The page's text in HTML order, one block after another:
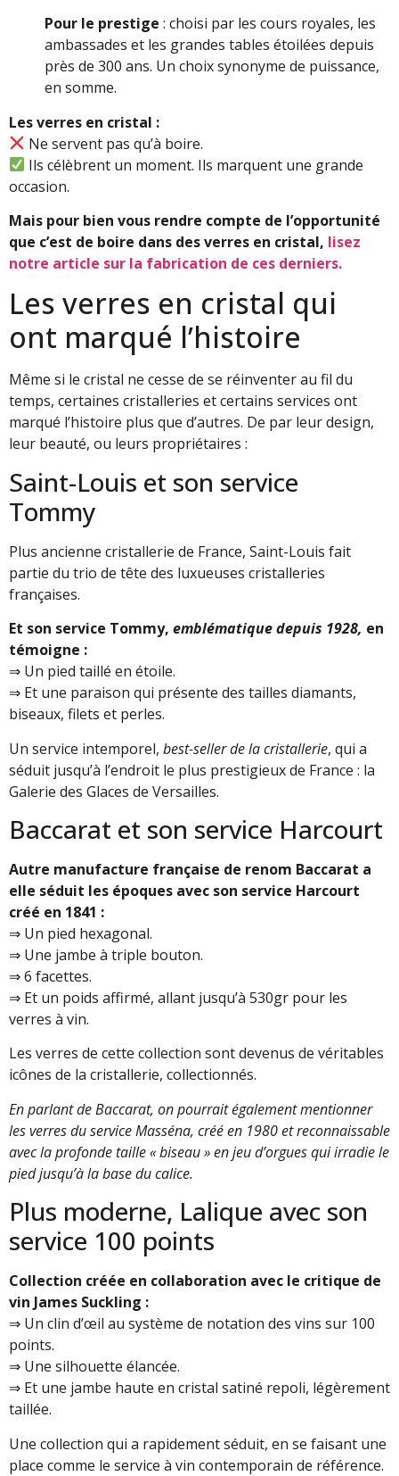
Pour le prestige : choisi par les cours royales, les
ambassades et les grandes tables étoilées depuis
près de 300 ans. Un choix synonyme de puissance,
en somme.
Les verres en cristal :
Ne servent pas qu’à boire.
Ils célèbrent un moment. Ils marquent une grande
occasion.
Mais pour bien vous rendre compte de l’opportunité
que c’est de boire dans des verres en cristal, lisez
notre article sur la fabrication de ces derniers.
Les verres en cristal qui
ont marqué l’histoire
Même si le cristal ne cesse de se réinventer au fil du
temps, certaines cristalleries et certains services ont
marqué l’histoire plus que d’autres. De par leur design,
leur beauté, ou leurs propriétaires :
Saint-Louis et son service
Tommy
Plus ancienne cristallerie de France, Saint-Louis fait
partie du trio de tête des luxueuses cristalleries
françaises.
Et son service Tommy, emblématique depuis 1928, en
témoigne :
⇒ Un pied taillé en étoile.
⇒ Et une paraison qui présente des tailles diamants,
biseaux, filets et perles.
Un service intemporel, best-seller de la cristallerie, qui a
séduit jusqu’à l’endroit le plus prestigieux de France : la
Galerie des Glaces de Versailles.
Baccarat et son service Harcourt
Autre manufacture française de renom Baccarat a
elle séduit les époques avec son service Harcourt
créé en 1841 :
⇒ Un pied hexagonal.
⇒ Une jambe à triple bouton.
⇒ 6 facettes.
⇒ Et un poids affirmé, allant jusqu’à 530gr pour les
verres à vin.
Les verres de cette collection sont devenus de véritables
icônes de la cristallerie, collectionnés.
En parlant de Baccarat, on pourrait également mentionner
les verres du service Masséna, créé en 1980 et reconnaissable
avec la profonde taille « biseau » en jeu d’orgues qui irradie le
pied jusqu’à la base du calice.
Plus moderne, Lalique avec son
service 100 points
Collection créée en collaboration avec le critique de
vin James Suckling :
⇒ Un clin d’œil au système de notation des vins sur 100
points.
⇒ Une silhouette élancée.
⇒ Et une jambe haute en cristal satiné repoli, légèrement
taillée.
Une collection qui a rapidement séduit, en se faisant une
place comme le service à vin contemporain de référence.